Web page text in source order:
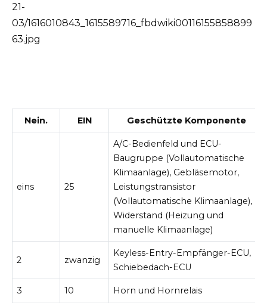
21-
03/1616010843_1615589716_fbdwiki00116155858899
63.jpg
Nein. EIN Geschützte Komponente
eins 25
A/C-Bedienfeld und ECU-
Baugruppe (Vollautomatische
Klimaanlage), Gebläsemotor,
Leistungstransistor
(Vollautomatische Klimaanlage),
Widerstand (Heizung und
manuelle Klimaanlage)
2 zwanzig
Keyless-Entry-Empfänger-ECU,
Schiebedach-ECU
3 10 Horn und Hornrelais